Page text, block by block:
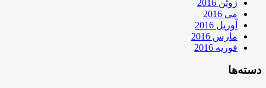
ژوئن 2016
می 2016
آوریل 2016
مارس 2016
فوریه 2016
دسته‌ها